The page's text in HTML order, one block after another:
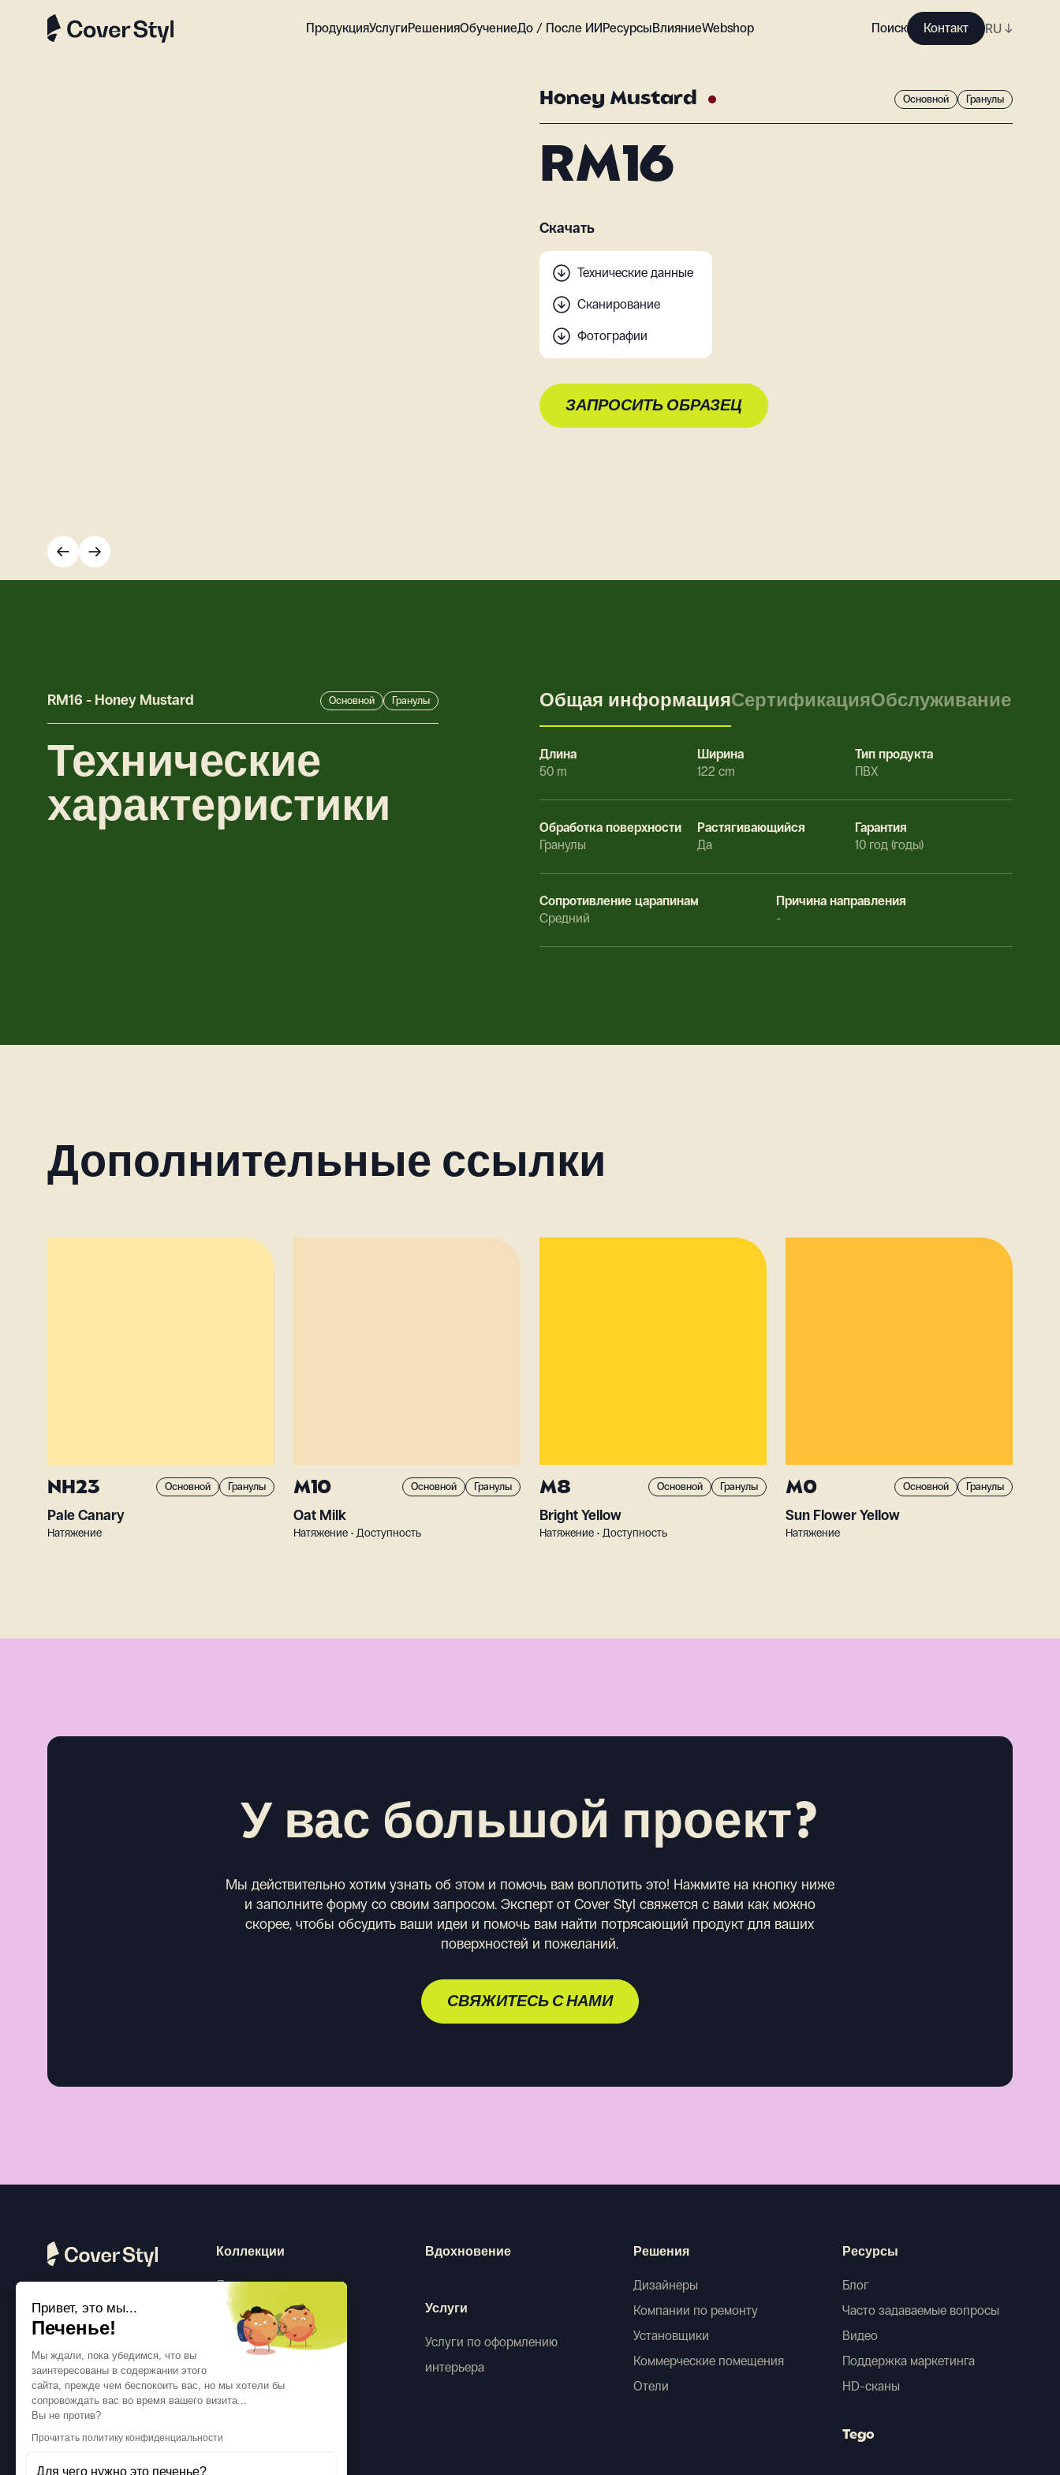
ПродукцияУслугиРешенияОбучениеДо / После ИИРесурсыВлияниеWebshop Поиск Контакт RU ↓
Honey Mustard Основной Гранулы
RM16
Скачать
Технические данные
Сканирование
Фотографии
ЗАПРОСИТЬ ОБРАЗЕЦ
RM16 - Honey Mustard Основной Гранулы
Технические
характеристики
Общая информацияСертификацияОбслуживание
Длина
50 m
Ширина
122 cm
Тип продукта
ПВХ
Обработка поверхности
Гранулы
Растягивающийся
Да
Гарантия
10 год (годы)
Сопротивление царапинам
Средний
Причина направления
-
Дополнительные ссылки
NH23 Основной Гранулы
Pale Canary
Натяжение
M10 Основной Гранулы
Oat Milk
Натяжение • Доступность
M8 Основной Гранулы
Bright Yellow
Натяжение • Доступность
M0 Основной Гранулы
Sun Flower Yellow
Натяжение
У вас большой проект?
Мы действительно хотим узнать об этом и помочь вам воплотить это! Нажмите на кнопку ниже
и заполните форму со своим запросом. Эксперт от Cover Styl свяжется с вами как можно
скорее, чтобы обсудить ваши идеи и помочь вам найти потрясающий продукт для ваших
поверхностей и пожеланий.
СВЯЖИТЕСЬ С НАМИ
Следуйте за нами
Коллекции
Дерево
Камень
Сплошной цвет
Металлик
Блестки
Вдохновение
Услуги
Услуги по оформлению
интерьера
Решения
Дизайнеры
Компании по ремонту
Установщики
Коммерческие помещения
Отели
Ресурсы
Блог
Часто задаваемые вопросы
Видео
Поддержка маркетинга
HD-сканы
Tego
Привет, это мы...
Печенье!
Мы ждали, пока убедимся, что вы
заинтересованы в содержании этого
сайта, прежде чем беспокоить вас, но мы хотели бы
сопровождать вас во время вашего визита...
Вы не против?
Прочитать политику конфиденциальности
Для чего нужно это печенье?